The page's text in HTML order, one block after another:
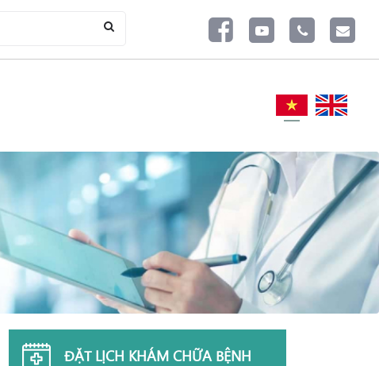
ĐẶT LỊCH KHÁM CHỮA BỆNH